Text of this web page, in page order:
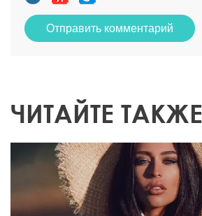
Отправить комментарий
ЧИТАЙТЕ ТАКЖЕ